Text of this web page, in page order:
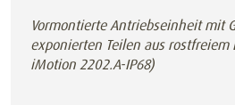
Vormontierte Antriebseinheit mit
exponierten Teilen aus rostfreiem
iMotion 2202.A-IP68)